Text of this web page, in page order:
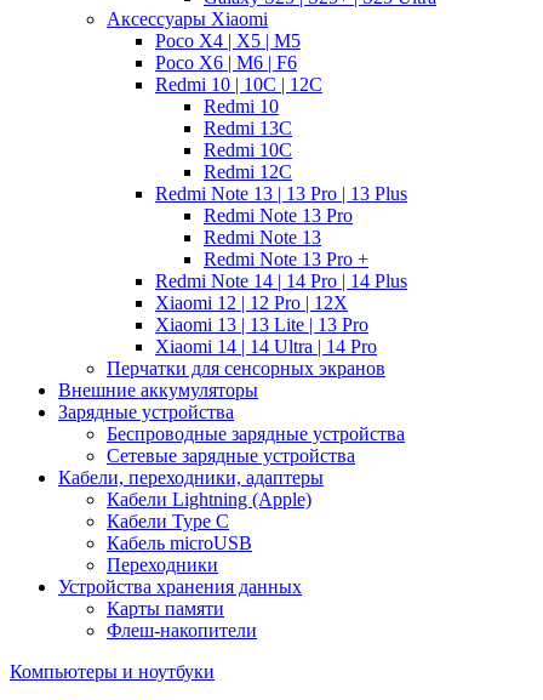
Аксессуары Xiaomi
Poco X4 | X5 | M5
Poco X6 | M6 | F6
Redmi 10 | 10C | 12C
Redmi 10
Redmi 13C
Redmi 10C
Redmi 12C
Redmi Note 13 | 13 Pro | 13 Plus
Redmi Note 13 Pro
Redmi Note 13
Redmi Note 13 Pro +
Redmi Note 14 | 14 Pro | 14 Plus
Xiaomi 12 | 12 Pro | 12X
Xiaomi 13 | 13 Lite | 13 Pro
Xiaomi 14 | 14 Ultra | 14 Pro
Перчатки для сенсорных экранов
Внешние аккумуляторы
Зарядные устройства
Беспроводные зарядные устройства
Сетевые зарядные устройства
Кабели, переходники, адаптеры
Кабели Lightning (Apple)
Кабели Type C
Кабель microUSB
Переходники
Устройства хранения данных
Карты памяти
Флеш-накопители
Компьютеры и ноутбуки